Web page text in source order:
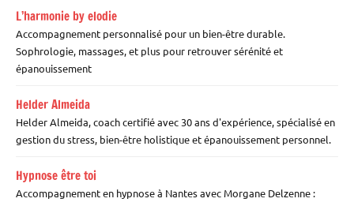
L’harmonie by elodie
Accompagnement personnalisé pour un bien-être durable.
Sophrologie, massages, et plus pour retrouver sérénité et
épanouissement
Helder Almeida
Helder Almeida, coach certifié avec 30 ans d'expérience, spécialisé en
gestion du stress, bien-être holistique et épanouissement personnel.
Hypnose être toi
Accompagnement en hypnose à Nantes avec Morgane Delzenne :